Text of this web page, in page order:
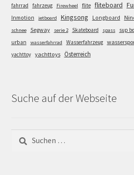
fahrrad
fahrzeug Firewheel flite fliteboard
Inmotion jetboard Kingsong Longboard
schnee Segway serie 2 Skateboard spass sup
urban wasserfahrrad Wasserfahrzeug
yachttoy yachttoys Österreich
Suche auf der Webseite
nach: